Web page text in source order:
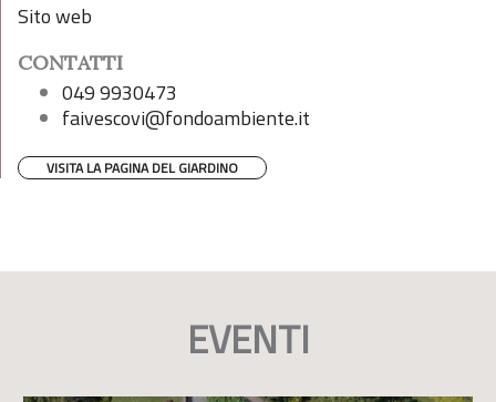
Sito web
CONTATTI
049 9930473
faivescovi@fondoambiente.it
VISITA LA PAGINA DEL GIARDINO
EVENTI